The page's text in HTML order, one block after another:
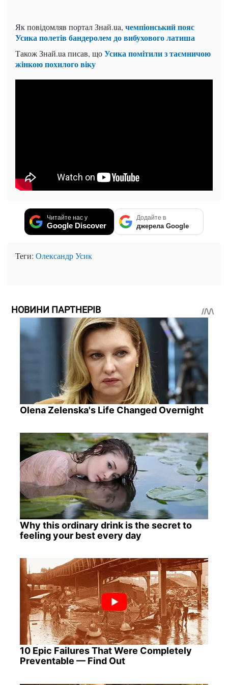
Як повідомляв портал Знай.ua, чемпіонський пояс
Усика полетів бандеролем до вибухового латиша
Також Знай.ua писав, щоУсика помітили з таємничою
жінкою похилого віку
Читайте нас у
Google Discover
Додайте в
джерела Google
Теги: Олександр Усик
НОВИНИ ПАРТНЕРІВ
Olena Zelenska's Life Changed Overnight
Why this ordinary drink is the secret to
feeling your best every day
10 Epic Failures That Were Completely
Preventable — Find Out